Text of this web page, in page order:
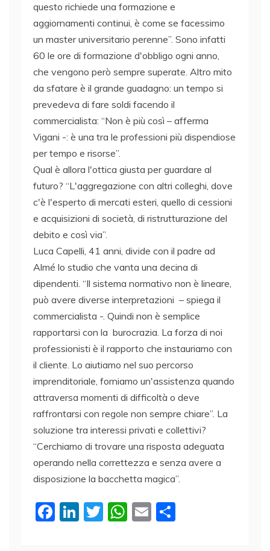
questo richiede una formazione e
aggiornamenti continui, è come se facessimo
un master universitario perenne”. Sono infatti
60 le ore di formazione d'obbligo ogni anno,
che vengono però sempre superate. Altro mito
da sfatare è il grande guadagno: un tempo si
prevedeva di fare soldi facendo il
commercialista: “Non è più così – afferma
Vigani -: è una tra le professioni più dispendiose
per tempo e risorse”.
Qual è allora l'ottica giusta per guardare al
futuro? “L'aggregazione con altri colleghi, dove
c'è l'esperto di mercati esteri, quello di cessioni
e acquisizioni di società, di ristrutturazione del
debito e così via”.
Luca Capelli, 41 anni, divide con il padre ad
Almé lo studio che vanta una decina di
dipendenti. “Il sistema normativo non è lineare,
può avere diverse interpretazioni – spiega il
commercialista -. Quindi non è semplice
rapportarsi con la burocrazia. La forza di noi
professionisti è il rapporto che instauriamo con
il cliente. Lo aiutiamo nel suo percorso
imprenditoriale, forniamo un'assistenza quando
attraversa momenti di difficoltà o deve
raffrontarsi con regole non sempre chiare”. La
soluzione tra interessi privati e collettivi?
“Cerchiamo di trovare una risposta adeguata
operando nella correttezza e senza avere a
disposizione la bacchetta magica”.
F
Li T
W E